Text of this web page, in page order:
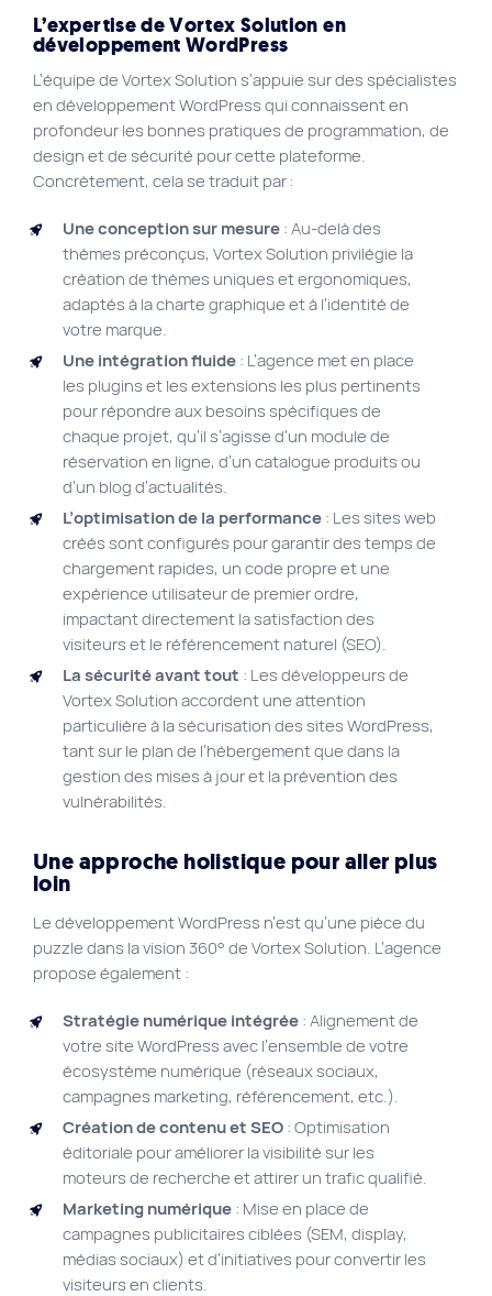
L’expertise de Vortex Solution en
développement WordPress
L’équipe de Vortex Solution s’appuie sur des spécialistes
en développement WordPress qui connaissent en
profondeur les bonnes pratiques de programmation, de
design et de sécurité pour cette plateforme.
Concrètement, cela se traduit par :
Une conception sur mesure : Au-delà des
thèmes préconçus, Vortex Solution privilégie la
création de thèmes uniques et ergonomiques,
adaptés à la charte graphique et à l’identité de
votre marque.
Une intégration fluide : L’agence met en place
les plugins et les extensions les plus pertinents
pour répondre aux besoins spécifiques de
chaque projet, qu’il s’agisse d’un module de
réservation en ligne, d’un catalogue produits ou
d’un blog d’actualités.
L’optimisation de la performance : Les sites web
créés sont configurés pour garantir des temps de
chargement rapides, un code propre et une
expérience utilisateur de premier ordre,
impactant directement la satisfaction des
visiteurs et le référencement naturel (SEO).
La sécurité avant tout : Les développeurs de
Vortex Solution accordent une attention
particulière à la sécurisation des sites WordPress,
tant sur le plan de l’hébergement que dans la
gestion des mises à jour et la prévention des
vulnérabilités.
Une approche holistique pour aller plus
loin
Le développement WordPress n’est qu’une pièce du
puzzle dans la vision 360° de Vortex Solution. L’agence
propose également :
Stratégie numérique intégrée : Alignement de
votre site WordPress avec l’ensemble de votre
écosystème numérique (réseaux sociaux,
campagnes marketing, référencement, etc.).
Création de contenu et SEO : Optimisation
éditoriale pour améliorer la visibilité sur les
moteurs de recherche et attirer un trafic qualifié.
Marketing numérique : Mise en place de
campagnes publicitaires ciblées (SEM, display,
médias sociaux) et d’initiatives pour convertir les
visiteurs en clients.